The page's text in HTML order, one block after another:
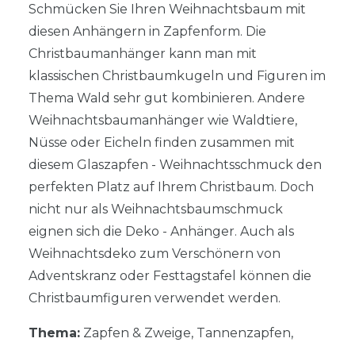
Schmücken Sie Ihren Weihnachtsbaum mit
diesen Anhängern in Zapfenform. Die
Christbaumanhänger kann man mit
klassischen Christbaumkugeln und Figuren im
Thema Wald sehr gut kombinieren. Andere
Weihnachtsbaumanhänger wie Waldtiere,
Nüsse oder Eicheln finden zusammen mit
diesem Glaszapfen - Weihnachtsschmuck den
perfekten Platz auf Ihrem Christbaum. Doch
nicht nur als Weihnachtsbaumschmuck
eignen sich die Deko - Anhänger. Auch als
Weihnachtsdeko zum Verschönern von
Adventskranz oder Festtagstafel können die
Christbaumfiguren verwendet werden.
Thema: Zapfen & Zweige, Tannenzapfen,